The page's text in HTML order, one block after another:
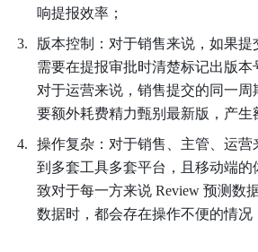
响提报效率；
版本控制：对于销售来说，如果提
需要在提报审批时清楚标记出版本
对于运营来说，销售提交的同一周
要额外耗费精力甄别最新版，产生
操作复杂：对于销售、主管、运营
到多套工具多套平台，且移动端的
致对于每一方来说 Review 预测数
数据时，都会存在操作不便的情况